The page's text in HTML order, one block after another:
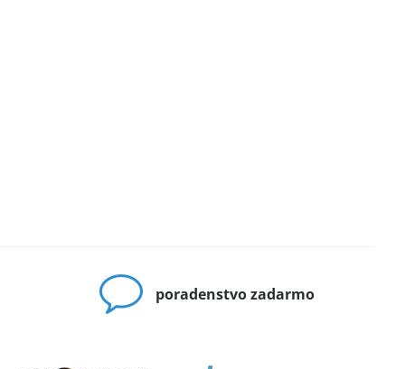
poradenstvo zadarmo